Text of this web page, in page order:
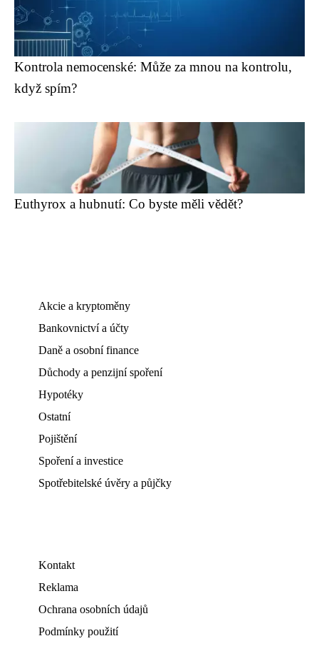
Kontrola nemocenské: Může za mnou na kontrolu,
když spím?
Euthyrox a hubnutí: Co byste měli vědět?
Akcie a kryptoměny
Bankovnictví a účty
Daně a osobní finance
Důchody a penzijní spoření
Hypotéky
Ostatní
Pojištění
Spoření a investice
Spotřebitelské úvěry a půjčky
Kontakt
Reklama
Ochrana osobních údajů
Podmínky použití